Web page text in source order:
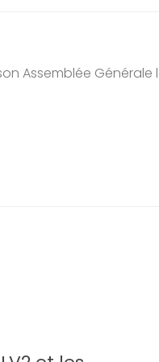
Assemblée Générale